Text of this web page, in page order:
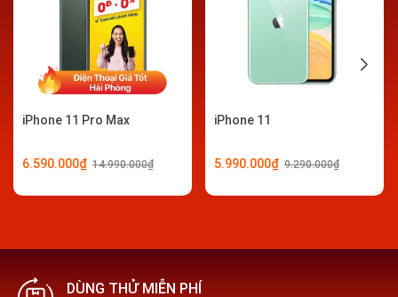
iPhone vốn nổi tiếng với sự mượt mà và ổn định, điều đó
lại một lần nữa được Apple khẳng định với chiếc iPhone
Chiếc iPhone này được nâng cấp lên con chip Apple A13
Apple là vượt xa những chiếc flagship Android có mặt
iPhone 11 Pro Max
6.590.000₫ 14.990.000₫
iPhone 11
5.990.000₫ 9.290.000₫
DÙNG THỬ MIỄN PHÍ